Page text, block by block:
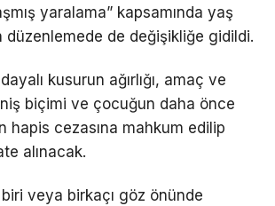
yaralama” kapsamında yaş
düzenlemede de değişikliğe gidildi.
kusurun ağırlığı, amaç ve
biçimi ve çocuğun daha önce
hapis cezasına mahkum edilip
alınacak.
veya birkaçı göz önünde